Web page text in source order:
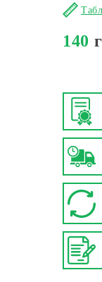
140